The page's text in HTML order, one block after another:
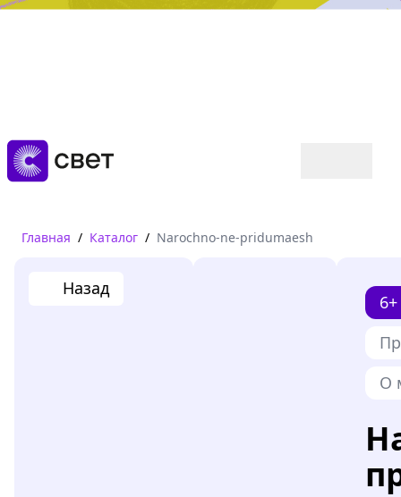
Дружба, любовь, взросление
Читать
Главная / Каталог / Narochno-ne-pridumaesh
Назад
6+
О